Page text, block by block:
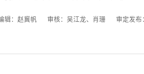
辑：赵冀帆 审核：吴江龙、肖珊 审定发布